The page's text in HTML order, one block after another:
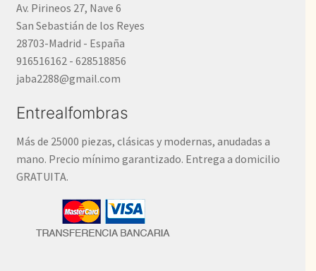
Av. Pirineos 27, Nave 6
San Sebastián de los Reyes
28703-Madrid - España
916516162 - 628518856
jaba2288@gmail.com
Entrealfombras
Más de 25000 piezas, clásicas y modernas, anudadas a
mano. Precio mínimo garantizado. Entrega a domicilio
GRATUITA.